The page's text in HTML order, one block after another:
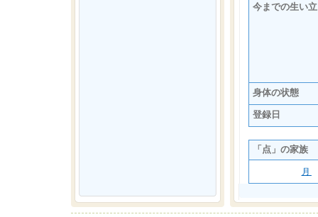
今までの生い
身体の状態
登録日
「点」の家族
月